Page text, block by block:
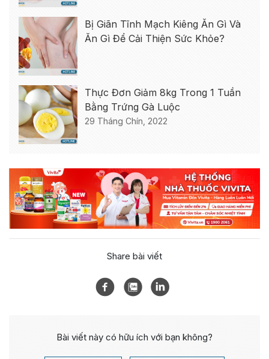
Bị Giãn Tĩnh Mạch Kiêng Ăn Gì Và
Ăn Gì Để Cải Thiện Sức Khỏe?
Thực Đơn Giảm 8kg Trong 1 Tuần
Bằng Trứng Gà Luộc
29 Tháng Chín, 2022
Share bài viết
Bài viết này có hữu ích với bạn không?